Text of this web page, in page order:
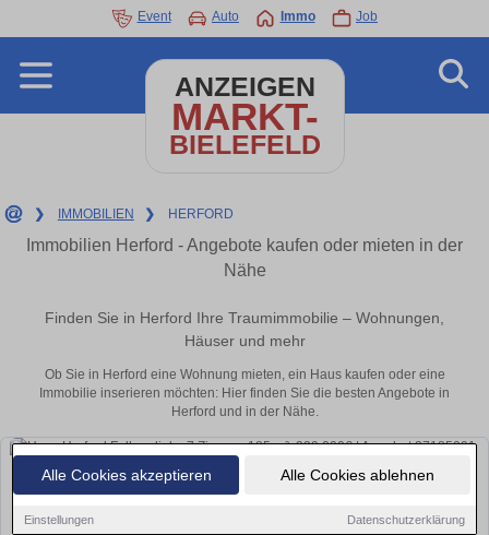
Alle Cookies akzeptieren Alle Cookies ablehnen
Einstellungen Datenschutzerklärung
Event Auto Immo Job
ANZEIGEN
MARKT-
BIELEFELD
❯ IMMOBILIEN ❯ HERFORD
Immobilien Herford - Angebote kaufen oder mieten in der
Nähe
Finden Sie in Herford Ihre Traumimmobilie – Wohnungen,
Häuser und mehr
Ob Sie in Herford eine Wohnung mieten, ein Haus kaufen oder eine
Immobilie inserieren möchten: Hier finden Sie die besten Angebote in
Herford und in der Nähe.